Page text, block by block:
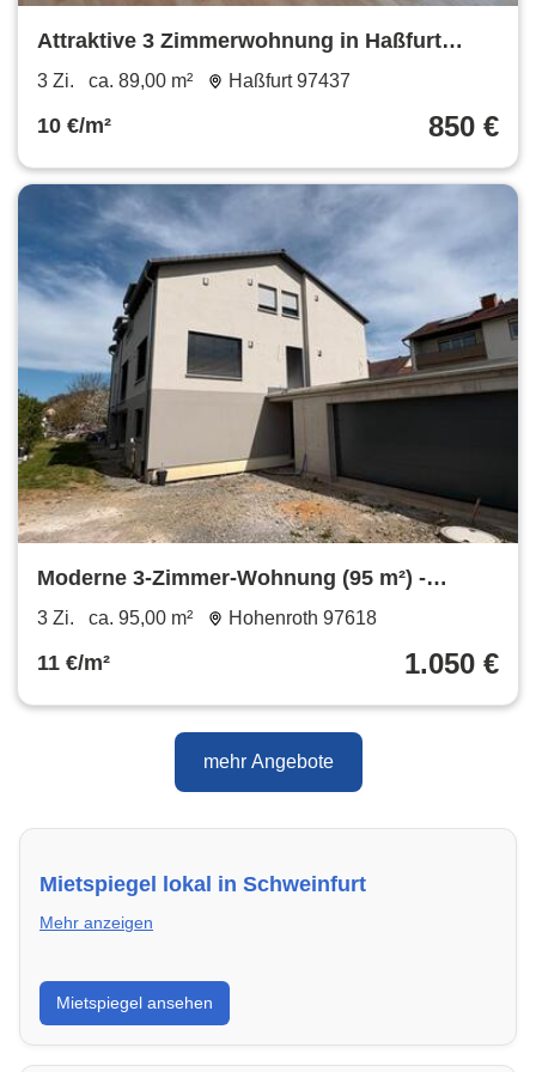
Attraktive 3 Zimmerwohnung in Haßfurt
Garage Wallbox Stellplatz
3 Zi. ca. 89,00 m² Haßfurt 97437
10 €/m² 850 €
Moderne 3-Zimmer-Wohnung (95 m²) -
Erstbezug nach Kernsanierung
3 Zi. ca. 95,00 m² Hohenroth 97618
11 €/m² 1.050 €
mehr Angebote
Mietspiegel lokal in Schweinfurt
Mehr anzeigen
Erhalte einen Überblick über die aktuellen Mietpreise
regional in Schweinfurt. So weißt du genau, welche
Miete fair ist und wo sich ein Vergleich lohnt.
Mietspiegel ansehen